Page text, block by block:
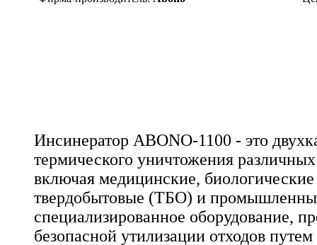
Инсинератор ABONO-1100 - это
термического уничтожения
включая медицинские,
твердобытовые (ТБО) и
специализированное оборудование,
безопасной утилизации отходов